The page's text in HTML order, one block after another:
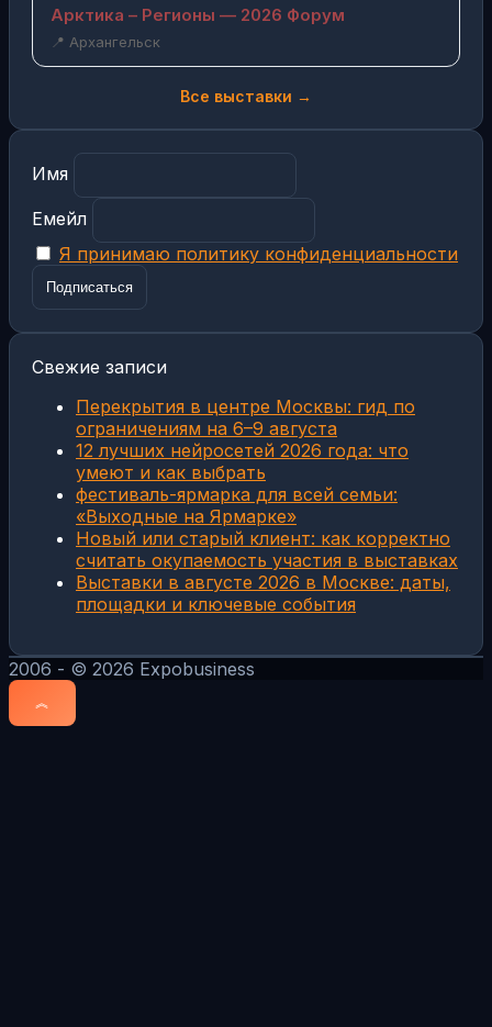
Арктика – Регионы — 2026 Форум
📍 Архангельск
Все выставки →
Имя
Емейл
Я принимаю политику конфиденциальности
Свежие записи
Перекрытия в центре Москвы: гид по
ограничениям на 6–9 августа
12 лучших нейросетей 2026 года: что
умеют и как выбрать
фестиваль-ярмарка для всей семьи:
«Выходные на Ярмарке»
Новый или старый клиент: как корректно
считать окупаемость участия в выставках
Выставки в августе 2026 в Москве: даты,
площадки и ключевые события
2006 - © 2026 Expobusiness